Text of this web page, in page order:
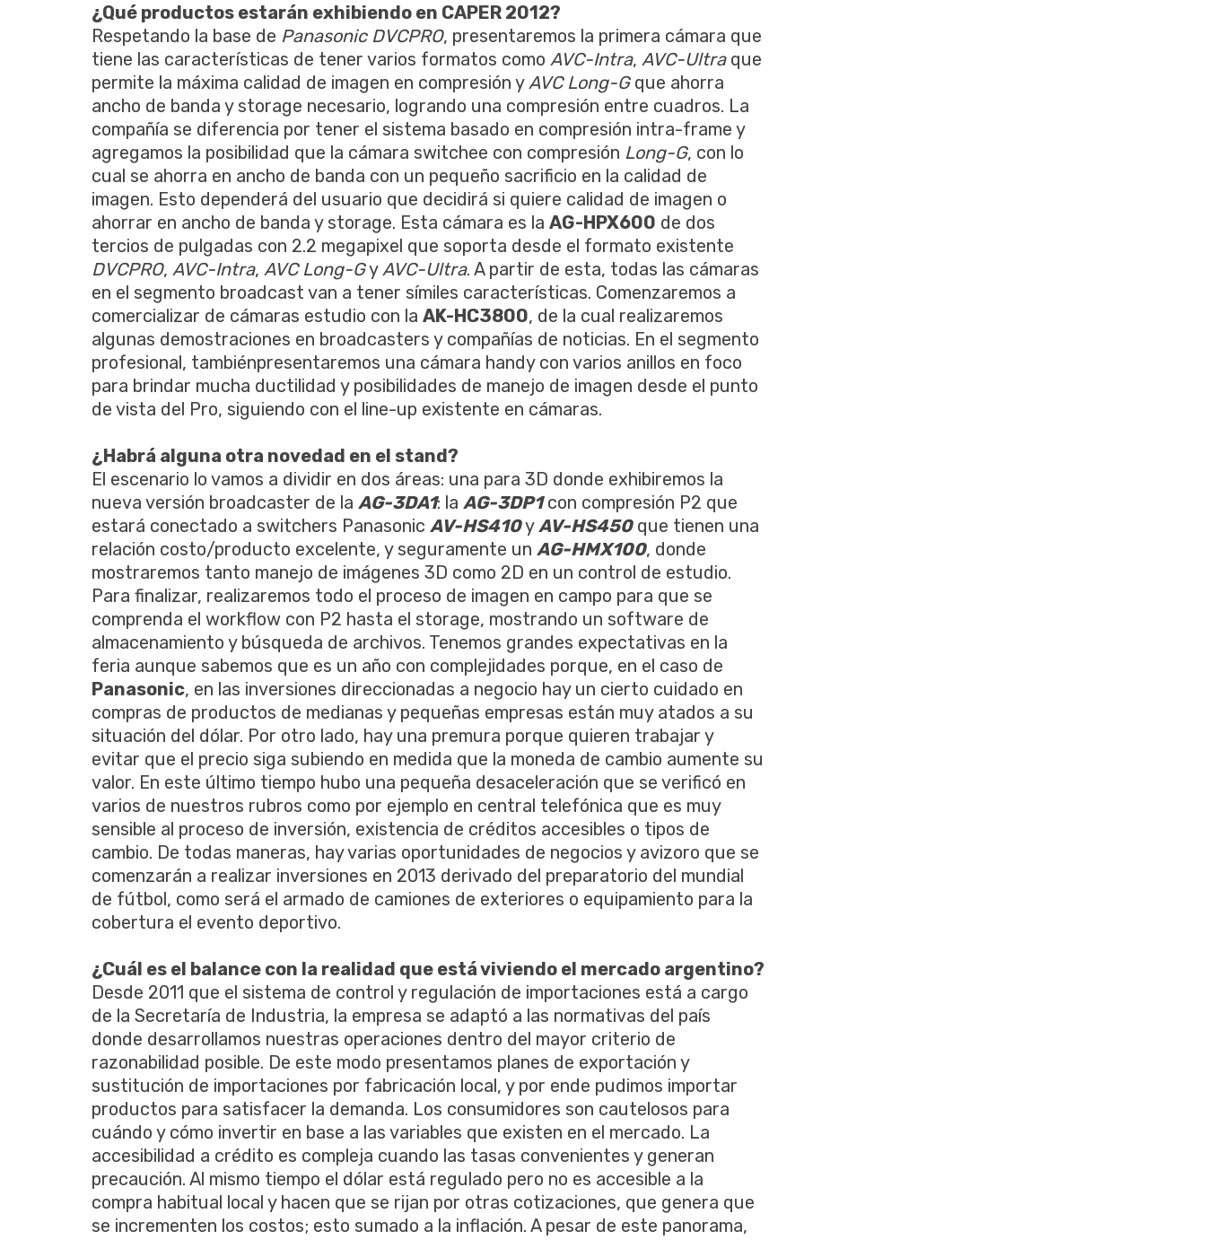
¿Qué productos estarán exhibiendo en CAPER 2012?
Respetando la base de Panasonic DVCPRO, presentaremos la primera cámara que
tiene las características de tener varios formatos como AVC-Intra, AVC-Ultraque
permite la máxima calidad de imagen en compresión y AVC Long-Gque ahorra
ancho de banda y storage necesario, logrando una compresión entre cuadros. La
compañía se diferencia por tener el sistema basado en compresión intra-frame y
agregamos la posibilidad que la cámara switchee con compresión Long-G, con lo
cual se ahorra en ancho de banda con un pequeño sacrificio en la calidad de
imagen. Esto dependerá del usuario que decidirá si quiere calidad de imagen o
ahorrar en ancho de banda y storage. Esta cámara es la AG-HPX600 de dos
tercios de pulgadas con 2.2 megapixel que soporta desde el formato existente
DVCPRO, AVC-Intra, AVC Long-Gy AVC-Ultra. A partir de esta, todas las cámaras
en el segmento broadcast van a tener símiles características. Comenzaremos a
comercializar de cámaras estudio con la AK-HC3800, de la cual realizaremos
algunas demostraciones en broadcasters y compañías de noticias. En el segmento
profesional, tambiénpresentaremos una cámara handy con varios anillos en foco
para brindar mucha ductilidad y posibilidades de manejo de imagen desde el punto
de vista del Pro, siguiendo con el line-up existente en cámaras.
¿Habrá alguna otra novedad en el stand?
El escenario lo vamos a dividir en dos áreas: una para 3D donde exhibiremos la
nueva versión broadcaster de la AG-3DA1: la AG-3DP1con compresión P2 que
estará conectado a switchers Panasonic AV-HS410y AV-HS450que tienen una
relación costo/producto excelente, y seguramente un AG-HMX100, donde
mostraremos tanto manejo de imágenes 3D como 2D en un control de estudio.
Para finalizar, realizaremos todo el proceso de imagen en campo para que se
comprenda el workflow con P2 hasta el storage, mostrando un software de
almacenamiento y búsqueda de archivos. Tenemos grandes expectativas en la
feria aunque sabemos que es un año con complejidades porque, en el caso de
Panasonic, en las inversiones direccionadas a negocio hay un cierto cuidado en
compras de productos de medianas y pequeñas empresas están muy atados a su
situación del dólar. Por otro lado, hay una premura porque quieren trabajar y
evitar que el precio siga subiendo en medida que la moneda de cambio aumente su
valor. En este último tiempo hubo una pequeña desaceleración que se verificó en
varios de nuestros rubros como por ejemplo en central telefónica que es muy
sensible al proceso de inversión, existencia de créditos accesibles o tipos de
cambio. De todas maneras, hay varias oportunidades de negocios y avizoro que se
comenzarán a realizar inversiones en 2013 derivado del preparatorio del mundial
de fútbol, como será el armado de camiones de exteriores o equipamiento para la
cobertura el evento deportivo.
¿Cuál es el balance con la realidad que está viviendo el mercado argentino?
Desde 2011 que el sistema de control y regulación de importaciones está a cargo
de la Secretaría de Industria, la empresa se adaptó a las normativas del país
donde desarrollamos nuestras operaciones dentro del mayor criterio de
razonabilidad posible. De este modo presentamos planes de exportación y
sustitución de importaciones por fabricación local, y por ende pudimos importar
productos para satisfacer la demanda. Los consumidores son cautelosos para
cuándo y cómo invertir en base a las variables que existen en el mercado. La
accesibilidad a crédito es compleja cuando las tasas convenientes y generan
precaución. Al mismo tiempo el dólar está regulado pero no es accesible a la
compra habitual local y hacen que se rijan por otras cotizaciones, que genera que
se incrementen los costos; esto sumado a la inflación. A pesar de este panorama,